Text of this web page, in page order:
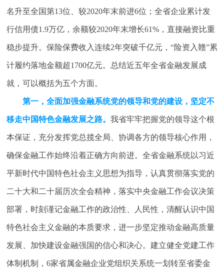
名升至全国第13位、较2020年末前进6位；全省企业累计发
行信用债1.9万亿，余额较2020年末增长61%，直接融资比重
稳步提升。保险保费收入连续2年突破千亿元，“险资入赣”累
计履约落地金额超1700亿元。总结近五年全省金融发展成
就，可以概括为五个方面。
第一，全面加强金融系统党的领导和党的建设，坚定不
移走中国特色金融发展之路。 我省牢牢把握党的领导这个根
本保证，充分发挥党总揽全局、协调各方的领导核心作用，
确保金融工作始终沿着正确方向前进。全省金融系统以习近
平新时代中国特色社会主义思想为指导，认真贯彻落实党的
二十大和二十届历次全会精神，落实中央金融工作会议决策
部署，时刻谨记金融工作的政治性、人民性，清醒认识中国
特色社会主义金融的本质要求，进一步坚定推动金融高质量
发展、加快建设金融强国的信心和决心。建立健全党建工作
体制机制，6家省属金融企业党组织关系统一划转至省委金